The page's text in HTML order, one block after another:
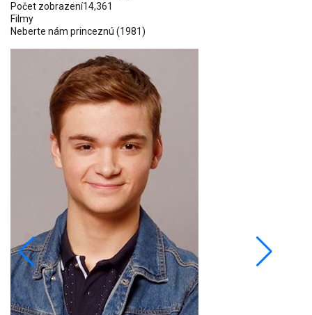
Počet zobrazení14,361
Filmy
Neberte nám princeznú (1981)